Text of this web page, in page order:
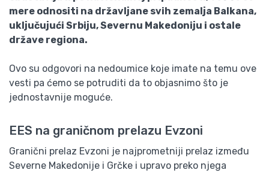
mere odnositi na državljane svih zemalja Balkana,
uključujući Srbiju, Severnu Makedoniju i ostale
države regiona.
Ovo su odgovori na nedoumice koje imate na temu ove
vesti pa ćemo se potruditi da to objasnimo što je
jednostavnije moguće.
EES na graničnom prelazu Evzoni
Granični prelaz Evzoni je najprometniji prelaz između
Severne Makedonije i Grčke i upravo preko njega